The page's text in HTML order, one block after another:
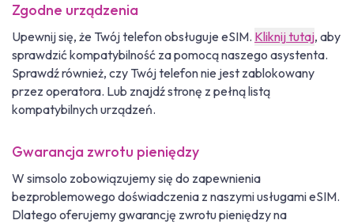
Zgodne urządzenia
Upewnij się, że Twój telefon obsługuje eSIM. Kliknij tutaj, aby
sprawdzić kompatybilność za pomocą naszego asystenta.
Sprawdź również, czy Twój telefon nie jest zablokowany
przez operatora. Lub znajdź stronę z pełną listą
kompatybilnych urządzeń.
Gwarancja zwrotu pieniędzy
W simsolo zobowiązujemy się do zapewnienia
bezproblemowego doświadczenia z naszymi usługami eSIM.
Dlatego oferujemy gwarancję zwrotu pieniędzy na